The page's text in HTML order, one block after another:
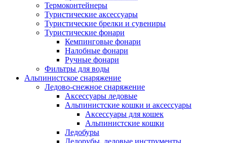
Термоконтейнеры
Туристические аксессуары
Туристические брелки и сувениры
Туристические фонари
Кемпинговые фонари
Налобные фонари
Ручные фонари
Фильтры для воды
Альпинистское снаряжение
Ледово-снежное снаряжение
Аксессуары ледовые
Альпинистские кошки и аксессуары
Аксессуары для кошек
Альпинистские кошки
Ледобуры
Ледорубы, ледовые инструменты